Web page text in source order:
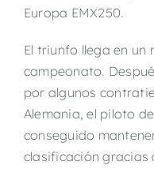
Europa EMX250.
El triunfo llega en un
campeonato.
por algunos
Alemania, el piloto
conseguido
clasificación gracias